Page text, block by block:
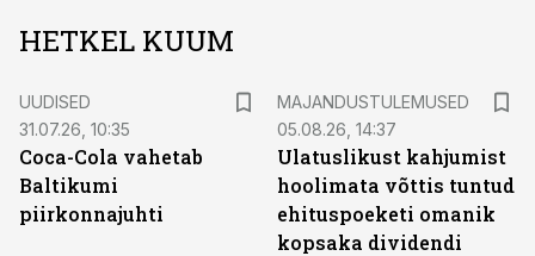
HETKEL KUUM
UUDISED
31.07.26, 10:35
Coca-Cola vahetab
Baltikumi
piirkonnajuhti
MAJANDUSTULEMUSED
05.08.26, 14:37
Ulatuslikust kahjumist
hoolimata võttis tuntud
ehituspoeketi omanik
kopsaka dividendi